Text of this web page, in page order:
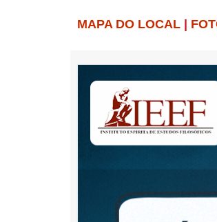
MAPA DO LOCAL